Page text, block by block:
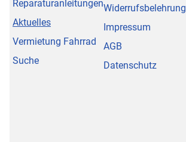
Reparaturanleitungen
Aktuelles
Vermietung Fahrrad
Suche
Widerrufsbelehrung
Impressum
AGB
Datenschutz